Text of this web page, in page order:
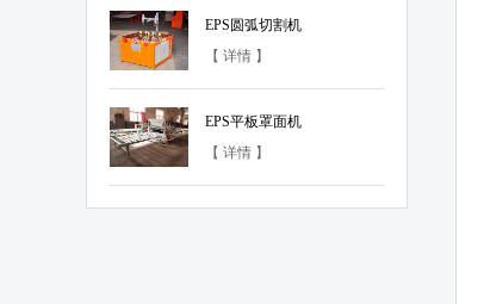
EPS圆弧切割机
【 详情 】
EPS平板罩面机
【 详情 】